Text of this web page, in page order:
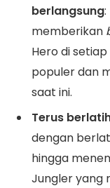
berlangsung
memberikan
Hero di
populer dan
saat ini.
Terus
dengan
hingga
Jungler yang